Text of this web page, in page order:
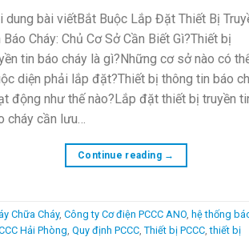
dung bài viếtBắt Buộc Lắp Đặt Thiết Bị
Báo Cháy: Chủ Cơ Sở Cần Biết Gì?Thiết bị
tin báo cháy là gì?Những cơ sở nào có
diện phải lắp đặt?Thiết bị thông tin báo
động như thế nào?Lắp đặt thiết bị truyền
cháy cần lưu…
Continue reading →
Chữa Cháy, Công ty Cơ điện PCCC ANO, hệ thống
Hải Phòng, Quy định PCCC, Thiết bị PCCC,thiết bị